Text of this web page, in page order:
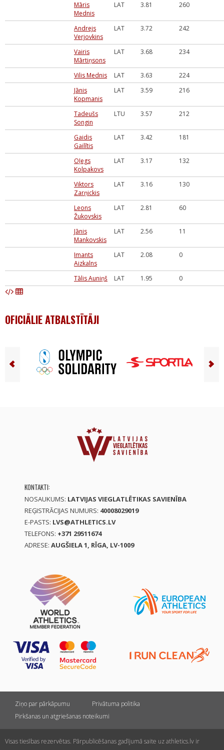
Māris
Mednis
LAT 3.81 260
Andrejs
Verjovkins
LAT 3.72 242
Vairis
Mārtiņsons
LAT 3.68 234
Vilis Mednis LAT 3.63
224
Jānis
Kopmanis
LAT 3.59 216
Tadeušs
Songin
LTU 3.57 212
Gaidis
Gailītis
LAT 3.42 181
Oļegs
Kolpakovs
LAT 3.17 132
Viktors
Zarņickis
LAT 3.16 130
Leons
Žukovskis
LAT 2.81 60
Jānis
Mankovskis
LAT 2.56 11
Imants
Aizkalns
LAT 2.08 0
Tālis Auniņš LAT 1.95 0
OFICIĀLIE ATBALSTĪTĀJI
KONTAKTI:
NOSAUKUMS: LATVIJAS VIEGLATLĒTIKAS SAVIENĪBA
REĢISTRĀCIJAS NUMURS: 40008029019
E-PASTS: LVS@ATHLETICS.LV
TELEFONS: +371 29511674
ADRESE: AUGŠIELA 1, RĪGA, LV-1009
Ziņo par pārkāpumu
Privātuma politika
Pirkšanas un atgriešanas noteikumi
Visas tiesības rezervētas. Pārpublicēšanas gadījumā saite uz athletics.lv ir